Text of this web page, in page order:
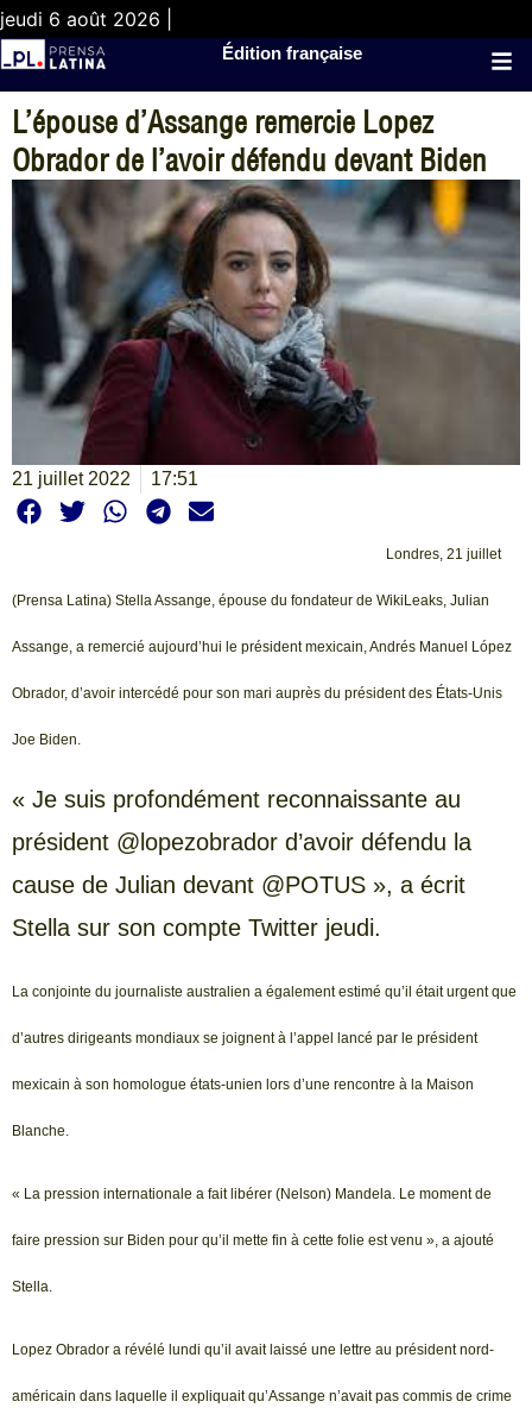
jeudi 6 août 2026 |
Édition française
L’épouse d’Assange remercie Lopez
Obrador de l’avoir défendu devant Biden
21 juillet 2022 17:51
Londres, 21 juillet
(Prensa Latina) Stella Assange, épouse du fondateur de WikiLeaks, Julian
Assange, a remercié aujourd’hui le président mexicain, Andrés Manuel López
Obrador, d’avoir intercédé pour son mari auprès du président des États-Unis
Joe Biden.
« Je suis profondément reconnaissante au
président @lopezobrador d’avoir défendu la
cause de Julian devant @POTUS », a écrit
Stella sur son compte Twitter jeudi.
La conjointe du journaliste australien a également estimé qu’il était urgent que
d’autres dirigeants mondiaux se joignent à l’appel lancé par le président
mexicain à son homologue états-unien lors d’une rencontre à la Maison
Blanche.
« La pression internationale a fait libérer (Nelson) Mandela. Le moment de
faire pression sur Biden pour qu’il mette fin à cette folie est venu », a ajouté
Stella.
Lopez Obrador a révélé lundi qu’il avait laissé une lettre au président nord-
américain dans laquelle il expliquait qu’Assange n’avait pas commis de crime